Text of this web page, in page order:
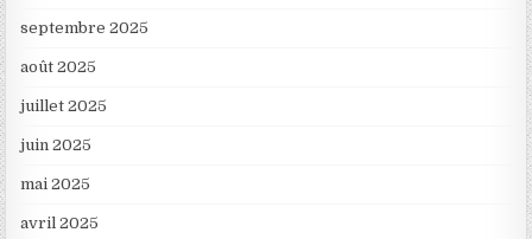
septembre 2025
août 2025
juillet 2025
juin 2025
mai 2025
avril 2025